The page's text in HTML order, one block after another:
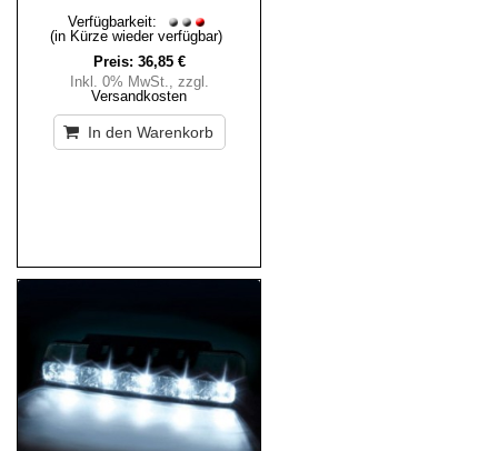
Verfügbarkeit:
(in Kürze wieder verfügbar)
Preis: 36,85 €
Inkl. 0% MwSt., zzgl.
Versandkosten
In den Warenkorb